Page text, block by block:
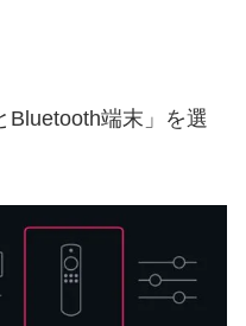
端末」を選